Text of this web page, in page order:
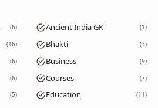
6 Ancient India GK 1
16 Bhakti 3
6 Business 9
6 Courses 7
5 Education 11